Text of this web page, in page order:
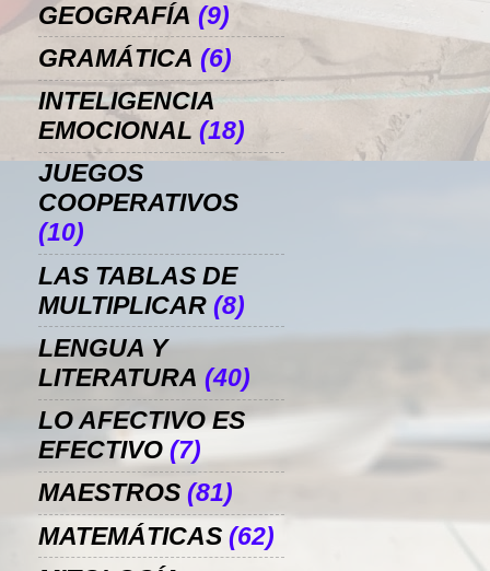
GEOGRAFÍA (9)
GRAMÁTICA (6)
INTELIGENCIA
EMOCIONAL (18)
JUEGOS
COOPERATIVOS
(10)
LAS TABLAS DE
MULTIPLICAR (8)
LENGUA Y
LITERATURA (40)
LO AFECTIVO ES
EFECTIVO (7)
MAESTROS (81)
MATEMÁTICAS (62)